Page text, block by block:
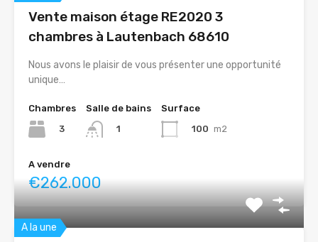
Vente maison étage RE2020 3
chambres à Lautenbach 68610
Nous avons le plaisir de vous présenter une opportunité
unique…
Chambres
3
Salle de bains
1
Surface
100 m2
A vendre
€262.000
A la une